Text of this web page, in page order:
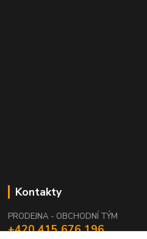
Kontakty
PRODEJNA - OBCHODNÍ TÝM
+420 415 676 196